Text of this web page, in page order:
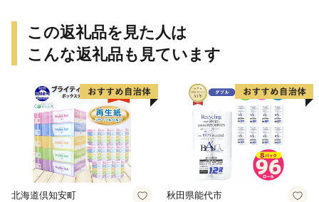
この返礼品を見た人は
こんな返礼品も見ています
北海道倶知安町 秋田県能代市